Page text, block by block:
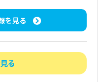
を見る
る